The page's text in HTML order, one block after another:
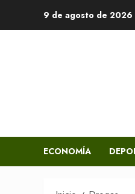
9 de agosto de 2026
ECONOMÍA